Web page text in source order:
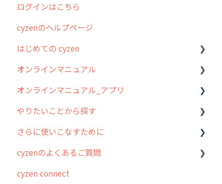
ログインはこちら
cyzenのヘルプページ
はじめての cyzen
0. はじめてのcyzenの使い方
1. cyzenについて知ろう
2. 主要機能の概要
3. cyzenの位置情報取得について
4. cyzen利用前の準備：システム管理者編
5. 基本的な使い方：システム管理者編
オンラインマニュアル
管理サイトの使い始め
ユーザー・グループ管理
行動管理
予定管理
スポット
オンラインマニュアル_アプリ
アプリの使い始め
ホーム画面
スポット
報告閲覧
やりたいことから探す
行動管理
勤怠管理
予定管理
さらに使いこなすために
はじめに
スポット・ステータス関連オプション
cyzenのよくあるご質問
ログインについて
cyzen connect